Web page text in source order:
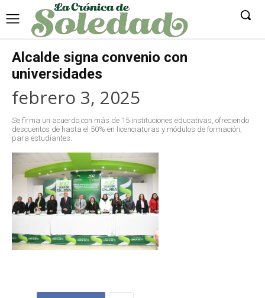
Alcalde signa convenio con
universidades
febrero 3, 2025
Se firma un acuerdo con más de 15 instituciones educativas, ofreciendo
descuentos de hasta el 50% en licenciaturas y módulos de formación,
para estudiantes.